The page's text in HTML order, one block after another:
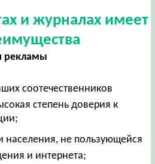
и журналах имеет
рекламы
соотечественников
степень доверия к
населения, не пользующейся
и интернета;